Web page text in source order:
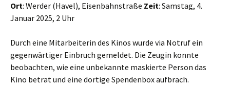
Ort: Werder (Havel), Eisenbahnstraße Zeit: Samstag, 4.
Januar 2025, 2 Uhr
Durch eine Mitarbeiterin des Kinos wurde via Notruf ein
gegenwärtiger Einbruch gemeldet. Die Zeugin konnte
beobachten, wie eine unbekannte maskierte Person das
Kino betrat und eine dortige Spendenbox aufbrach.